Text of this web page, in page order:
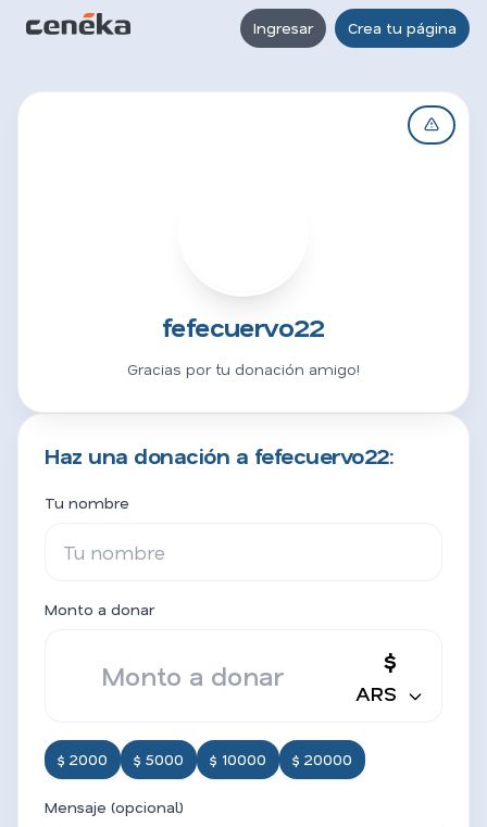
Ingresar Crea tu página
fefecuervo22
Gracias por tu donación amigo!
Haz una donación a fefecuervo22:
Tu nombre
Monto a donar
$
ARS
$ 2000 $ 5000 $ 10000 $ 20000
Mensaje (opcional)